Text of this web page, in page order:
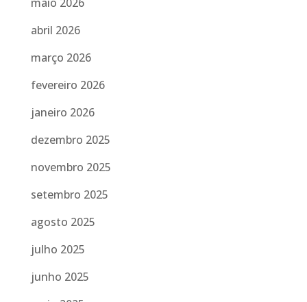
abril 2026
março 2026
fevereiro 2026
janeiro 2026
dezembro 2025
novembro 2025
setembro 2025
agosto 2025
julho 2025
junho 2025